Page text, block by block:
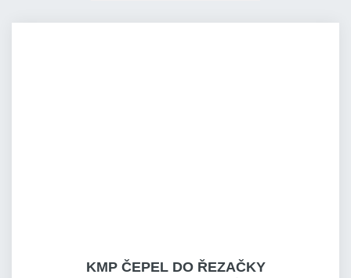
KMP ČEPEL DO ŘEZAČKY